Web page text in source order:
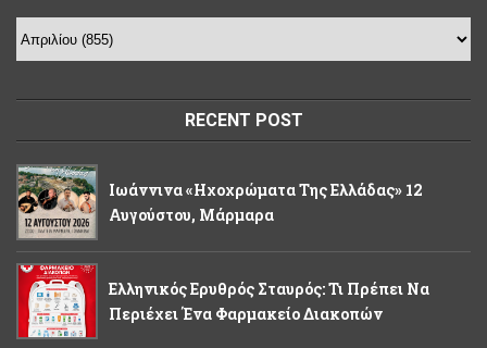
RECENT POST
Ιωάννινα «Ηχοχρώματα Της Ελλάδας» 12
Αυγούστου, Μάρμαρα
Ελληνικός Ερυθρός Σταυρός: Τι Πρέπει Να
Περιέχει Ένα Φαρμακείο Διακοπών